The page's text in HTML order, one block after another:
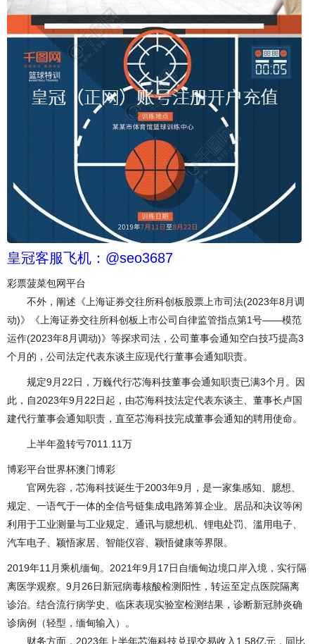
皇冠客服飞机：@seo3687
彩票菠菜包网平台
不外，阐述《上海证券交往所科创板股票上市司法(2023年8月调
动)》《上海证券交往所科创板上市公司自律监管指点第1号——模范
运作(2023年8月调动)》等探求司法，公司董事会通知空白技巧提高3
个月的，公司法定代表东谈主应现代行董事会通知职责。
规定9月22日，万巍代行芯海科技董事会通知职责已满3个月。因
此，自2023年9月22日起，由芯海科技法定代表东谈主、董事长卢国
建代行董事会通知职责，直至芯海科技完成董事会通知的聘用使命。
上半年盈转亏7011.11万
博彩平台世界杯澳门博彩
官网先容，芯海科技诞生于2003年9月，是一家集感知、臆想、
规定、一语气于一体的全信号链集成电路筹算企业。居品和决议等闲
利用于工业测量与工业规定、通讯与臆想机、锂电处罚、滥用电子、
汽车电子、颖悟家居、智能仪容、颖悟健康等界限。
2019年11月乘机缅甸。2021年9月17日自缅甸边境口岸入境，实行隔
离医学观察。9月26日新冠病毒核酸检测阳性，转运至定点医院隔离
诊治。结合流行病学史、临床表现实验室检测结果，诊断新冠肺炎确
诊病例（轻型，缅甸输入）。
财务方面，2023年上半年芯海科技兑现交易收入1.58亿元，同比